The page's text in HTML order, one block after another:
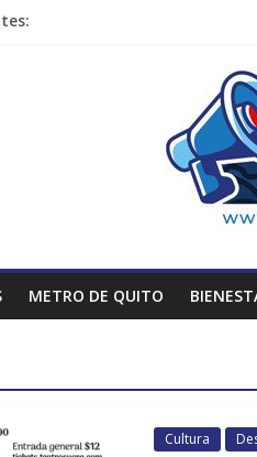
METRO DE QUITO
Cultura